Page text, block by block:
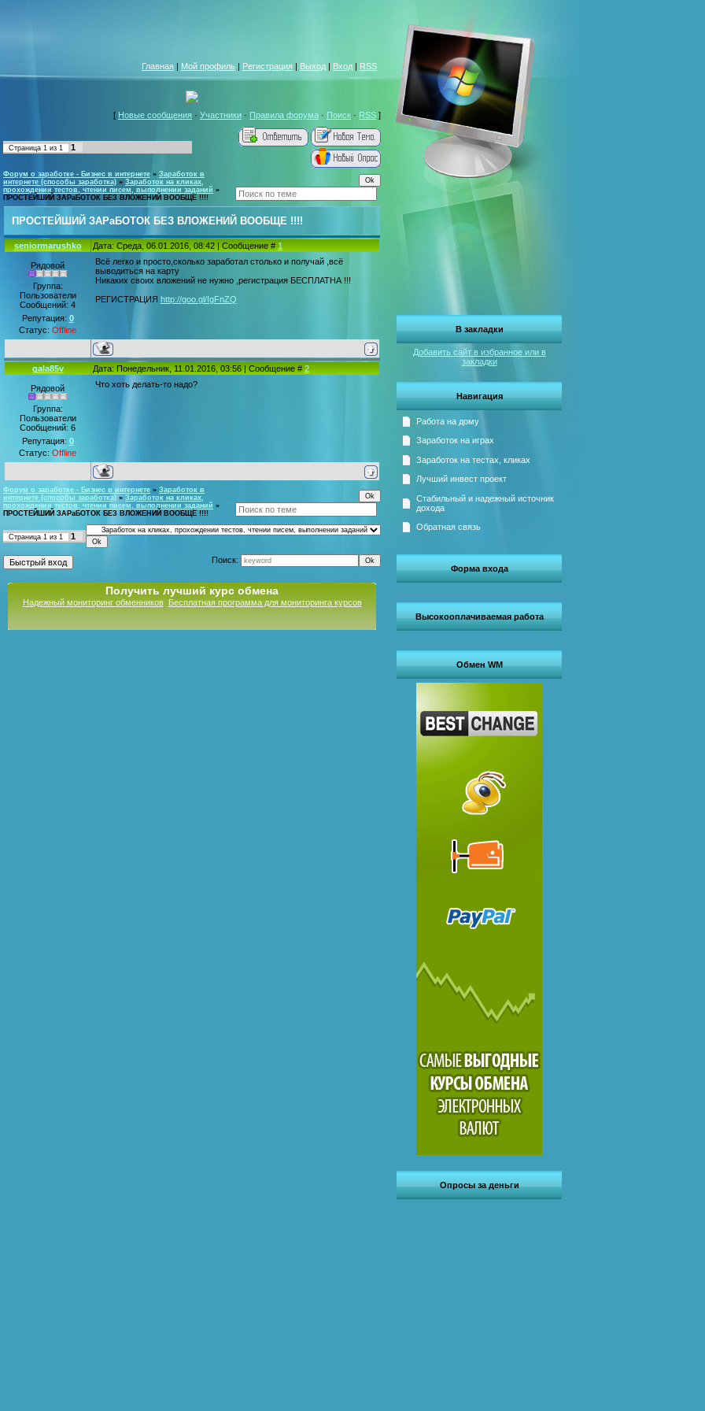
Главная | Мой профиль | Регистрация | Выход | Вход | RSS
В закладки
Добавить сайт в избранное или в
закладки
Навигация
Работа на дому
Заработок на играх
Заработок на тестах, кликах
Лучший инвест проект
Стабильный и надежный источник
дохода
Обратная связь
Форма входа
Высокооплачиваемая работа
Обмен WM
Опросы за деньги
[ Новые сообщения · Участники · Правила форума · Поиск · RSS ]
Страница 1 из 1 1
Форум о заработке - Бизнес в интернете » Заработок в
интернете (способы заработка) » Заработок на кликах,
прохождении тестов, чтении писем, выполнении заданий »
ПРОСТЕЙШИЙ ЗАРаБОТОК БЕЗ ВЛОЖЕНИЙ ВООБЩЕ !!!!
ПРОСТЕЙШИЙ ЗАРаБОТОК БЕЗ ВЛОЖЕНИЙ ВООБЩЕ !!!!
seniormarushko Дата: Среда, 06.01.2016, 08:42 | Сообщение # 1
Рядовой
Группа:
Пользователи
Сообщений: 4
Репутация: 0
Статус: Offline
Всё легко и просто,сколько заработал столько и получай ,всё
выводиться на карту
Никаких своих вложений не нужно ,регистрация БЕСПЛАТНА !!!
РЕГИСТРАЦИЯ http://goo.gl/IgFnZQ
gala85v Дата: Понедельник, 11.01.2016, 03:56 | Сообщение #2
Рядовой
Группа:
Пользователи
Сообщений: 6
Репутация: 0
Статус: Offline
Что хоть делать-то надо?
Форум о заработке - Бизнес в интернете » Заработок в
интернете (способы заработка) » Заработок на кликах,
прохождении тестов, чтении писем, выполнении заданий »
ПРОСТЕЙШИЙ ЗАРаБОТОК БЕЗ ВЛОЖЕНИЙ ВООБЩЕ !!!!
Страница 1 из 1 1
Поиск:
Получить лучший курс обмена
Надежный мониторинг обменников Бесплатная программа для мониторинга курсов